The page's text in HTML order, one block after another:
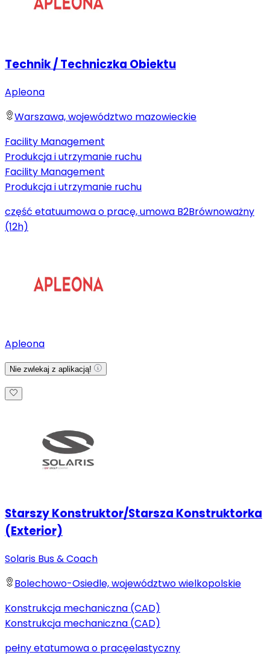
Technik / Techniczka Obiektu
Apleona
Warszawa, województwo mazowieckie
Facility Management
Produkcja i utrzymanie ruchu
Facility Management
Produkcja i utrzymanie ruchu
część etatuumowa o pracę, umowa B2Brównoważny
(12h)
Apleona
Nie zwlekaj z aplikacją!
Starszy Konstruktor/Starsza Konstruktorka
(Exterior)
Solaris Bus & Coach
Bolechowo-Osiedle, województwo wielkopolskie
Konstrukcja mechaniczna (CAD)
Konstrukcja mechaniczna (CAD)
pełny etatumowa o pracęelastyczny